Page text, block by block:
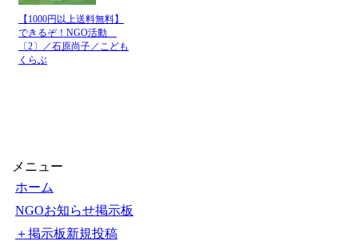
【1000円以上送料無料】
できるぞ！NGO活動
〔2〕／石原尚子／こども
くらぶ
メニュー
ホーム
NGOお知らせ掲示板
＋掲示板新規投稿